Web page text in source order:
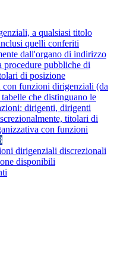
a qualsiasi titolo
quelli conferiti
dall'organo di indirizzo
procedure pubbliche di
di posizione
con funzioni dirigenziali (da
che distinguano le
dirigenti, dirigenti
titolari di
con funzioni
dirigenziali discrezionali
disponibili